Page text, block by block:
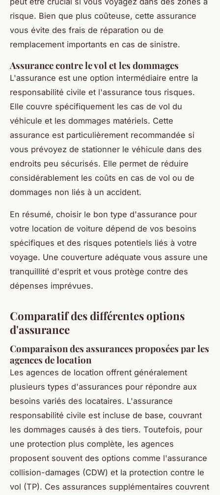
risque. Bien que plus coûteuse, cette assurance
vous évite des frais de réparation ou de
remplacement importants en cas de sinistre.
Assurance contre le vol et les dommages
L'assurance est une option intermédiaire entre la
responsabilité civile et l'assurance tous risques.
Elle couvre spécifiquement les cas de vol du
véhicule et les dommages matériels. Cette
assurance est particulièrement recommandée si
vous prévoyez de stationner le véhicule dans des
endroits peu sécurisés. Elle permet de réduire
considérablement les coûts en cas de vol ou de
dommages non liés à un accident.
En résumé, choisir le bon type d'assurance pour
votre location de voiture dépend de vos besoins
spécifiques et des risques potentiels liés à votre
voyage. Une couverture adéquate vous assure une
tranquillité d'esprit et vous protège contre des
dépenses imprévues.
Comparatif des différentes options
d'assurance
Comparaison des assurances proposées par les
agences de location
Les agences de location offrent généralement
plusieurs types d'assurances pour répondre aux
besoins variés des locataires. L'assurance
responsabilité civile est incluse de base, couvrant
les dommages causés à des tiers. Toutefois, pour
une protection plus complète, les agences
proposent souvent des options comme l'assurance
collision-damages (CDW) et la protection contre le
vol (TP). Ces assurances supplémentaires couvrent